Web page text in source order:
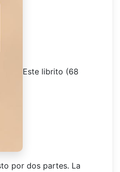
Este librito (68
por dos partes. La